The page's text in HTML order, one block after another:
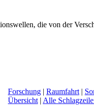
die von der
Forschung | Raumfahrt |
Übersicht | Alle